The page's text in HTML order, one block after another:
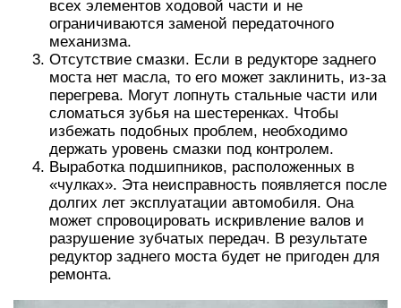
всех элементов ходовой части и не
ограничиваются заменой передаточного
механизма.
Отсутствие смазки. Если в редукторе заднего
моста нет масла, то его может заклинить, из-за
перегрева. Могут лопнуть стальные части или
сломаться зубья на шестеренках. Чтобы
избежать подобных проблем, необходимо
держать уровень смазки под контролем.
Выработка подшипников, расположенных в
«чулках». Эта неисправность появляется после
долгих лет эксплуатации автомобиля. Она
может спровоцировать искривление валов и
разрушение зубчатых передач. В результате
редуктор заднего моста будет не пригоден для
ремонта.